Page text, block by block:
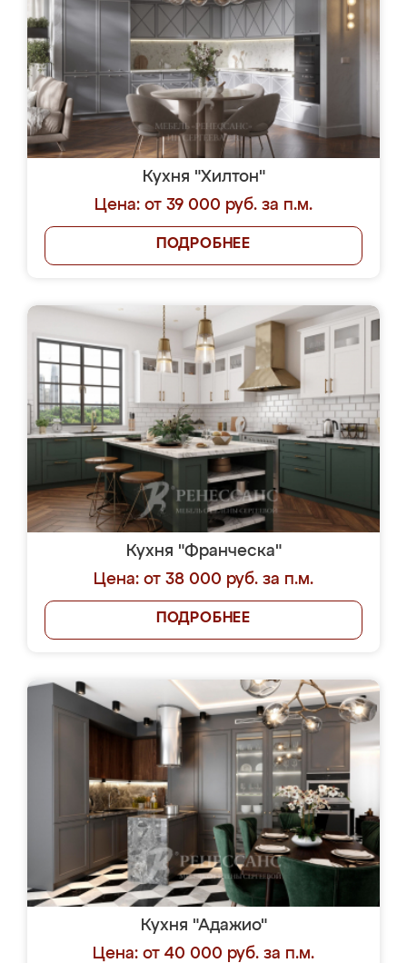
Кухня "Хилтон"
Цена: от 39 000 руб. за п.м.
ПОДРОБНЕЕ
Кухня "Франческа"
Цена: от 38 000 руб. за п.м.
ПОДРОБНЕЕ
Кухня "Адажио"
Цена: от 40 000 руб. за п.м.